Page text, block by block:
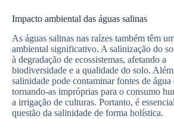
Impacto ambiental das águas salinas
As águas salinas nas raízes também têm
ambiental significativo. A salinização do
à degradação de ecossistemas, afetando a
biodiversidade e a qualidade do solo.
salinidade pode contaminar fontes de água
tornando-as impróprias para o consumo
a irrigação de culturas. Portanto, é
questão da salinidade de forma holística.